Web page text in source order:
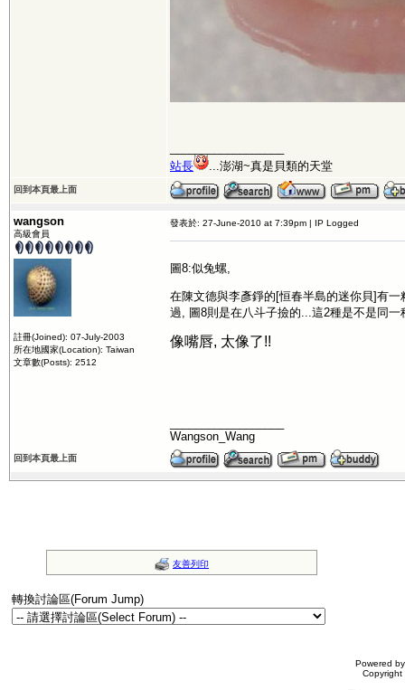
站長
...澎湖~真是貝類的天堂
回到本頁最上面
wangson
高級會員
註冊(Joined): 07-July-2003
所在地國家(Location): Taiwan
文章數(Posts): 2512
發表於: 27-June-2010 at 7:39pm | IP Logged
圖8:似兔螺,
在陳文德與李彥錚的[恒春半島的迷你貝]有
過, 圖8則是在八斗子撿的...這2種是不是同
像嘴唇, 太像了!!
Wangson_Wang
回到本頁最上面
友善列印
轉換討論區(Forum Jump)
Powered